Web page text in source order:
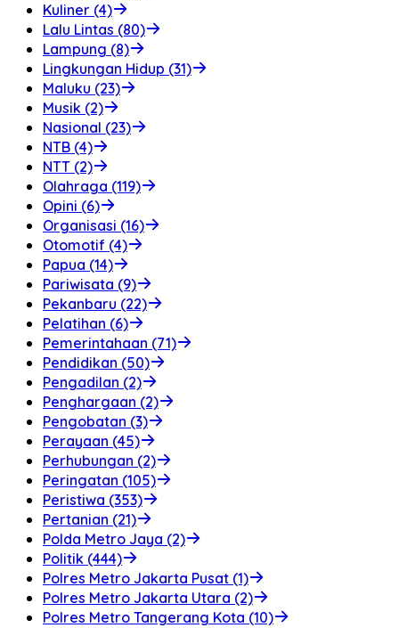
Kuliner (4)
Lalu Lintas (80)
Lampung (8)
Lingkungan Hidup (31)
Maluku (23)
Musik (2)
Nasional (23)
NTB (4)
NTT (2)
Olahraga (119)
Opini (6)
Organisasi (16)
Otomotif (4)
Papua (14)
Pariwisata (9)
Pekanbaru (22)
Pelatihan (6)
Pemerintahaan (71)
Pendidikan (50)
Pengadilan (2)
Penghargaan (2)
Pengobatan (3)
Perayaan (45)
Perhubungan (2)
Peringatan (105)
Peristiwa (353)
Pertanian (21)
Polda Metro Jaya (2)
Politik (444)
Polres Metro Jakarta Pusat (1)
Polres Metro Jakarta Utara (2)
Polres Metro Tangerang Kota (10)